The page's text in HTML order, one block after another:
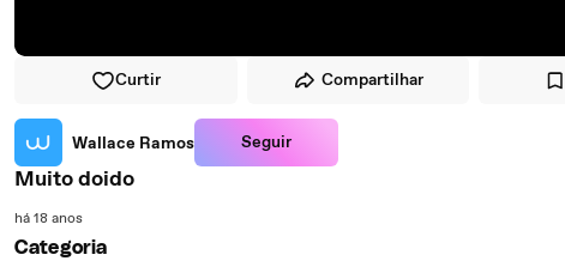
Curtir Compartilhar
Wallace Ramos Seguir
Muito doido
há 18 anos
Categoria